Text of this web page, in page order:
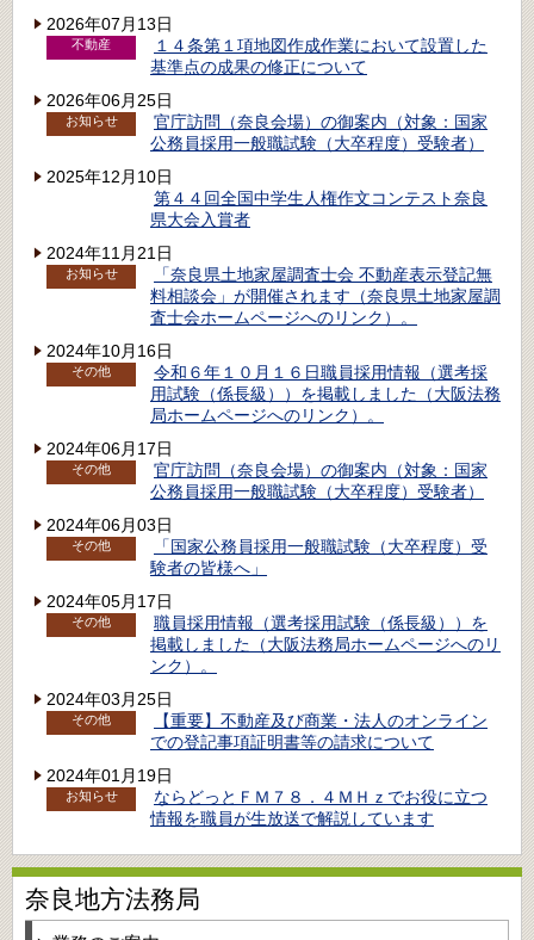
2026年07月13日
不動産
１４条第１項地図作成作業において設置した
基準点の成果の修正について
2026年06月25日
お知らせ
官庁訪問（奈良会場）の御案内（対象：国家
公務員採用一般職試験（大卒程度）受験者）
2025年12月10日
第４４回全国中学生人権作文コンテスト奈良
県大会入賞者
2024年11月21日
お知らせ
「奈良県土地家屋調査士会 不動産表示登記無
料相談会」が開催されます（奈良県土地家屋調
査士会ホームページへのリンク）。
2024年10月16日
その他
令和６年１０月１６日職員採用情報（選考採
用試験（係長級））を掲載しました（大阪法務
局ホームページへのリンク）。
2024年06月17日
その他
官庁訪問（奈良会場）の御案内（対象：国家
公務員採用一般職試験（大卒程度）受験者）
2024年06月03日
その他
「国家公務員採用一般職試験（大卒程度）受
験者の皆様へ」
2024年05月17日
その他
職員採用情報（選考採用試験（係長級））を
掲載しました（大阪法務局ホームページへのリ
ンク）。
2024年03月25日
その他
【重要】不動産及び商業・法人のオンライン
での登記事項証明書等の請求について
2024年01月19日
お知らせ
ならどっとＦＭ７８．４ＭＨｚでお役に立つ
情報を職員が生放送で解説しています
奈良地方法務局